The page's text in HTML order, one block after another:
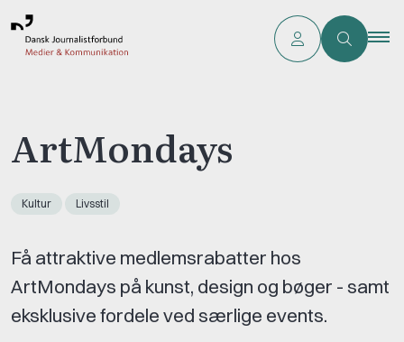
ArtMondays
Kultur Livsstil
Få attraktive medlemsrabatter hos
ArtMondays på kunst, design og bøger - samt
eksklusive fordele ved særlige events.